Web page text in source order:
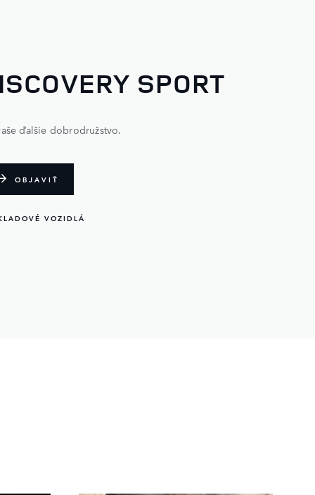
SPORT
ďalšie dobrodružstvo.
OBJAVIŤ
VOZIDLÁ